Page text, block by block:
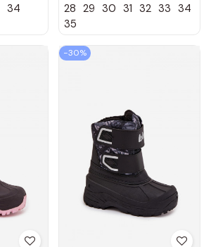
34
juodos spalvos
sniego batai
28 29 30 31 32 33 34
35
−30%